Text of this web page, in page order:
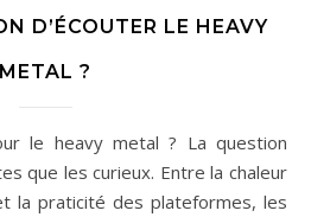
D’ÉCOUTER LE HEAVY
METAL ?
que les curieux. Entre la chaleur
la praticité des plateformes, les